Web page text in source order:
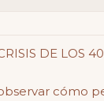
DE LOS
cómo